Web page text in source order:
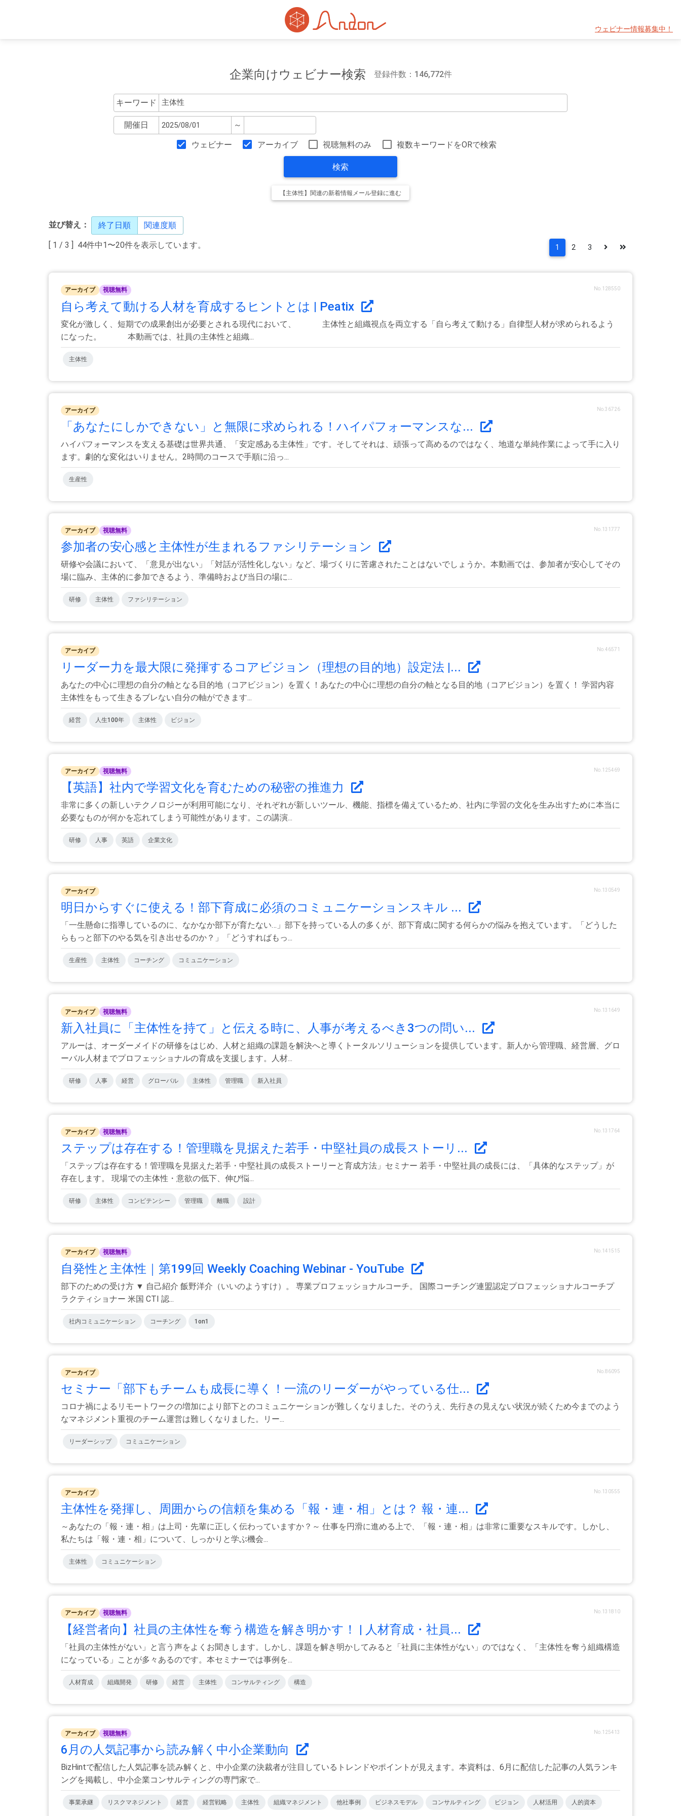
ウェビナー情報募集中！
企業向けウェビナー検索 登録件数：146,772件
キーワード
開催日 ～
ウェビナー アーカイブ 視聴無料のみ 複数キーワードをORで検索
検索
【主体性】関連の新着情報メール登録に進む
並び替え： 終了日順 関連度順
[ 1 / 3 ] 44件中1〜20件を表示しています。 1 2 3
アーカイブ 視聴無料 No.128550
自ら考えて動ける人材を育成するヒントとは | Peatix
変化が激しく、短期での成果創出が必要とされる現代において、 主体性と組織視点を両立する「自ら考えて動ける」自律型人材が求められるよう
になった。 本動画では、社員の主体性と組織...
主体性
アーカイブ No.36726
「あなたにしかできない」と無限に求められる！ハイパフォーマンスな...
ハイパフォーマンスを支える基礎は世界共通、「安定感ある主体性」です。そしてそれは、頑張って高めるのではなく、地道な単純作業によって手に入り
ます。劇的な変化はいりません。2時間のコースで手順に沿っ...
生産性
アーカイブ 視聴無料 No.131777
参加者の安心感と主体性が生まれるファシリテーション
研修や会議において、「意見が出ない」「対話が活性化しない」など、場づくりに苦慮されたことはないでしょうか。本動画では、参加者が安心してその
場に臨み、主体的に参加できるよう、準備時および当日の場に...
研修 主体性 ファシリテーション
アーカイブ No.46571
リーダー力を最大限に発揮するコアビジョン（理想の目的地）設定法 |...
あなたの中心に理想の自分の軸となる目的地（コアビジョン）を置く！あなたの中心に理想の自分の軸となる目的地（コアビジョン）を置く！ 学習内容
主体性をもって生きるブレない自分の軸ができます...
経営 人生100年 主体性 ビジョン
アーカイブ 視聴無料 No.125469
【英語】社内で学習文化を育むための秘密の推進力
非常に多くの新しいテクノロジーが利用可能になり、それぞれが新しいツール、機能、指標を備えているため、社内に学習の文化を生み出すために本当に
必要なものが何かを忘れてしまう可能性があります。この講演...
研修 人事 英語 企業文化
アーカイブ No.130549
明日からすぐに使える！部下育成に必須のコミュニケーションスキル ...
「一生懸命に指導しているのに、なかなか部下が育たない…」部下を持っている人の多くが、部下育成に関する何らかの悩みを抱えています。「どうした
らもっと部下のやる気を引き出せるのか？」「どうすればもっ...
生産性 主体性 コーチング コミュニケーション
アーカイブ 視聴無料 No.131649
新入社員に「主体性を持て」と伝える時に、人事が考えるべき3つの問い...
アルーは、オーダーメイドの研修をはじめ、人材と組織の課題を解決へと導くトータルソリューションを提供しています。新人から管理職、経営層、グロ
ーバル人材までプロフェッショナルの育成を支援します。人材...
研修 人事 経営 グローバル 主体性 管理職 新入社員
アーカイブ 視聴無料 No.131764
ステップは存在する！管理職を見据えた若手・中堅社員の成長ストーリ...
「ステップは存在する！管理職を見据えた若手・中堅社員の成長ストーリーと育成方法」セミナー 若手・中堅社員の成長には、「具体的なステップ」が
存在します。 現場での主体性・意欲の低下、伸び悩...
研修 主体性 コンピテンシー 管理職 離職 設計
アーカイブ 視聴無料 No.141515
自発性と主体性｜第199回 Weekly Coaching Webinar - YouTube
部下のための受け方 ▼ 自己紹介 飯野洋介（いいのようすけ）。 専業プロフェッショナルコーチ。 国際コーチング連盟認定プロフェッショナルコーチプ
ラクティショナー 米国 CTI 認...
社内コミュニケーション コーチング 1on1
アーカイブ No.86095
セミナー「部下もチームも成長に導く！一流のリーダーがやっている仕...
コロナ禍によるリモートワークの増加により部下とのコミュニケーションが難しくなりました。そのうえ、先行きの見えない状況が続くため今までのよう
なマネジメント重視のチーム運営は難しくなりました。リー...
リーダーシップ コミュニケーション
アーカイブ No.130555
主体性を発揮し、周囲からの信頼を集める「報・連・相」とは？ 報・連...
～あなたの「報・連・相」は上司・先輩に正しく伝わっていますか？～ 仕事を円滑に進める上で、「報・連・相」は非常に重要なスキルです。しかし、
私たちは「報・連・相」について、しっかりと学ぶ機会...
主体性 コミュニケーション
アーカイブ 視聴無料 No.131810
【経営者向】社員の主体性を奪う構造を解き明かす！ | 人材育成・社員...
「社員の主体性がない」と言う声をよくお聞きします。しかし、課題を解き明かしてみると「社員に主体性がない」のではなく、「主体性を奪う組織構造
になっている」ことが多々あるのです。本セミナーでは事例を...
人材育成 組織開発 研修 経営 主体性 コンサルティング 構造
アーカイブ 視聴無料 No.125413
6月の人気記事から読み解く中小企業動向
BizHintで配信した人気記事を読み解くと、中小企業の決裁者が注目しているトレンドやポイントが見えます。本資料は、6月に配信した記事の人気ランキ
ングを掲載し、中小企業コンサルティングの専門家で...
事業承継 リスクマネジメント 経営 経営戦略 主体性 組織マネジメント 他社事例 ビジネスモデル コンサルティング ビジョン 人材活用 人的資本